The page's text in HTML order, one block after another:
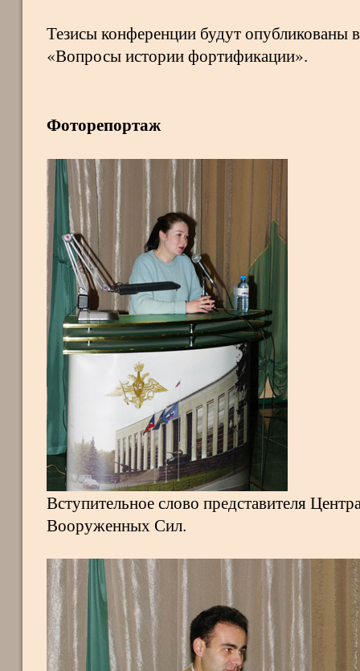
Тезисы конференции будут опубликованы
«Вопросы истории фортификации».
Фоторепортаж
Вступительное слово представителя
Вооруженных Сил.